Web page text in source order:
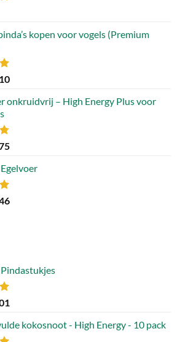
kopen voor vogels (Premium
onkruidvrij – High Energy Plus voor
kokosnoot - High Energy - 10 pack